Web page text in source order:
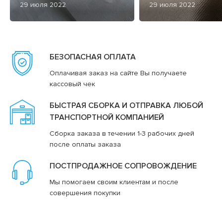
29 июля 2022 29 июля 2022
БЕЗОПАСНАЯ ОПЛАТА
Оплачивая заказ на сайте Вы получаете
кассовый чек
БЫСТРАЯ СБОРКА И ОТПРАВКА ЛЮБОЙ
ТРАНСПОРТНОЙ КОМПАНИЕЙ
Сборка заказа в течении 1-3 рабочих дней
после оплаты заказа
ПОСТПРОДАЖНОЕ СОПРОВОЖДЕНИЕ
Мы помогаем своим клиентам и после
совершения покупки